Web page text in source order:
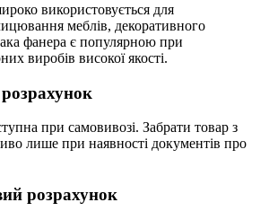
використовується для
меблів, декоративного
фанера є популярною при
виробів високої якості.
при самовивозі. Забрати товар з
лише при наявності документів про
розрахунок